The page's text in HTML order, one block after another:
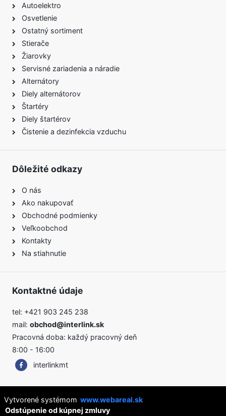
Autoelektro
Osvetlenie
Ostatný sortiment
Stierače
Žiarovky
Servisné zariadenia a náradie
Alternátory
Diely alternátorov
Štartéry
Diely štartérov
Čistenie a dezinfekcia vzduchu
Dôležité odkazy
O nás
Ako nakupovať
Obchodné podmienky
Veľkoobchod
Kontakty
Na stiahnutie
Kontaktné údaje
tel: +421 903 245 238
mail: obchod@interlink.sk
Pracovná doba: každý pracovný deň
8:00 - 16:00
interlinkmt
Vytvorené systémom www.webareal.sk
Odstúpenie od kúpnej zmluvy